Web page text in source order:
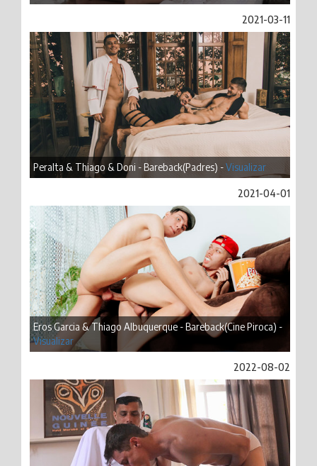
2021-03-11
Peralta & Thiago & Doni - Bareback(Padres) -Visualizar
2021-04-01
Eros Garcia & Thiago Albuquerque - Bareback(Cine Piroca) -
Visualizar
2022-08-02